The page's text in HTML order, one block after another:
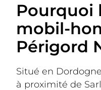
Pourquoi
mobil-
Périgord
Situé en
à proximité de